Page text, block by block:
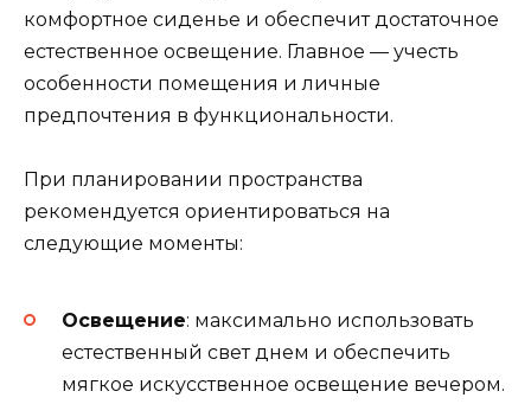
комфортное сиденье и обеспечит достаточное
естественное освещение. Главное — учесть
особенности помещения и личные
предпочтения в функциональности.
При планировании пространства
рекомендуется ориентироваться на
следующие моменты:
Освещение: максимально использовать
естественный свет днем и обеспечить
мягкое искусственное освещение вечером.